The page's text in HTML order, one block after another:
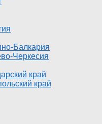
Балкария
Черкесия
край
край